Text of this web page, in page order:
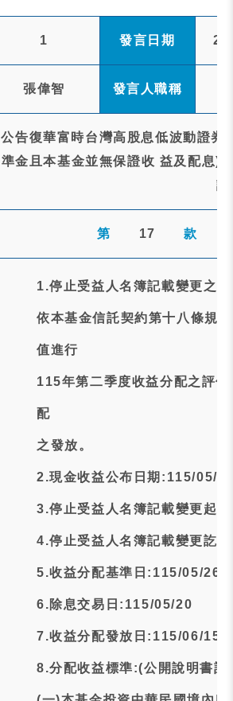
1 發言日期
張偉智 發言人職稱
公告復華富時台灣高股息低波動證
準金且本基金並無保證收 益及配息
評
第 17 款
1.停止受益人名簿記載變更之
依本基金信託契約第十八條規
值進行
115年第二季度收益分配之評
配
之發放。
2.現金收益公布日期:115/05/
3.停止受益人名簿記載變更起
4.停止受益人名簿記載變更訖
5.收益分配基準日:115/05/26
6.除息交易日:115/05/20
7.收益分配發放日:115/06/15
8.分配收益標準:(公開說明書記